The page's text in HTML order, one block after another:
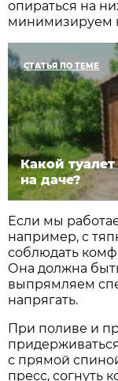
опираться на
минимизируем
СТАТЬЯ ПО ТЕМЕ
Какой
на даче?
Если мы
например, с
соблюдать
Она должна
выпрямляем
напрягать.
При поливе и
с прямой
пресс, согнуть